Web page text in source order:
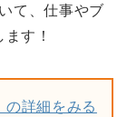
て、仕事やブ
す！
詳細をみる